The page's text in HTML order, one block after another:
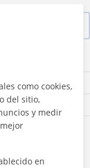
como cookies,
del sitio,
y medir
en